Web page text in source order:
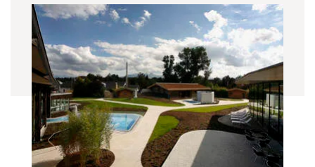
erwarten Sie in der herrlichen Saunalandschaft
mit Saunagarten. Auch Wellnessliebhaber
kommen mit Sicherheit nicht zu kurz:
Gesundheit, Schönheit und Wohlbefinden als
Massage- und Bädererlebnis erleben Sie in der
Beauty- & Wellnessoase.